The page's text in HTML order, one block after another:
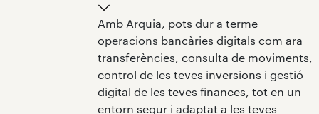
Amb Arquia, pots dur a terme
operacions bancàries digitals com ara
transferències, consulta de moviments,
control de les teves inversions i gestió
digital de les teves finances, tot en un
entorn segur i adaptat a les teves